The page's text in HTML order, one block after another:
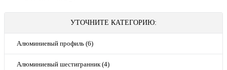
УТОЧНИТЕ КАТЕГОРИЮ:
Алюминиевый профиль (6)
Алюминиевый шестигранник (4)